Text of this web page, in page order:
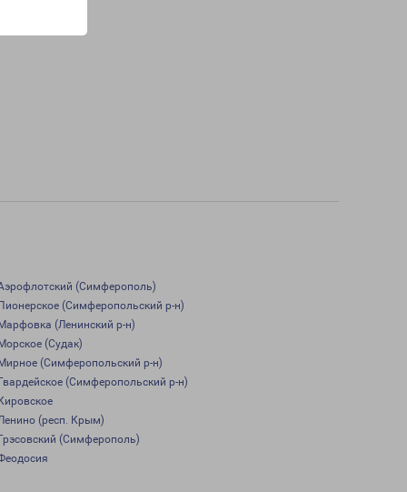
(Симферополь)
(Симферопольский р-н)
(Ленинский р-н)
(Судак)
(Симферопольский р-н)
(Симферопольский р-н)
(респ. Крым)
(Симферополь)